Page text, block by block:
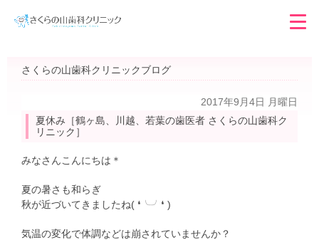
さくらの山歯科クリニックブログ
2017年9月4日 月曜日
夏休み［鶴ヶ島、川越、若葉の歯医者 さくらの山歯科ク
リニック］
みなさんこんにちは＊
夏の暑さも和らぎ
秋が近づいてきましたね( ❛╰╯❛ )
気温の変化で体調などは崩されていませんか？